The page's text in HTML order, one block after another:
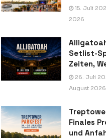
15. Juli
2026
Setlist-
Zeiten,
26. Juli
August 2026
Finales
und